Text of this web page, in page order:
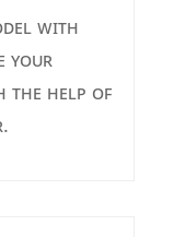
with
your
the help of